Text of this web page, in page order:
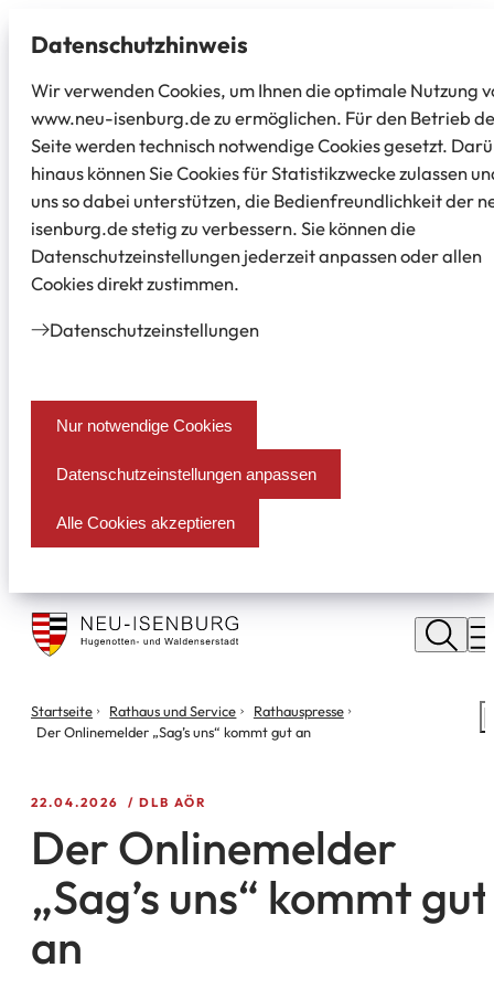
Datenschutz­hinweis
Wir verwenden Cookies, um Ihnen die optimale Nutzung
www.neu-isenburg.de zu ermöglichen. Für den Betrieb
Seite werden technisch notwendige Cookies gesetzt.
hinaus können Sie Cookies für Statistikzwecke zulassen
uns so dabei unterstützen, die Bedienfreundlichkeit der
isenburg.de stetig zu verbessern. Sie können die
Datenschutzeinstellungen jederzeit anpassen oder allen
Cookies direkt zustimmen.
Datenschutz­einstellungen
Nur notwendige Cookies
Datenschutzeinstellungen anpassen
Alle Cookies akzeptieren
Stadt
Neu
Isenburg
Sie
befinden
Startseite Rathaus und Service
Rathauspresse
Der Onlinemelder „Sag’s uns“ kommt gut an
22.04.2026 DLB AÖR
Der Onlinemelder
„Sag’s uns“ kommt gut
an